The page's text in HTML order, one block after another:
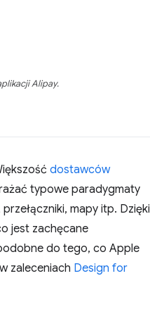
Alipay.
dostawców
typowe paradygmaty
mapy itp. Dzięki
jest zachęcane
do tego, co Apple
zaleceniach Design for